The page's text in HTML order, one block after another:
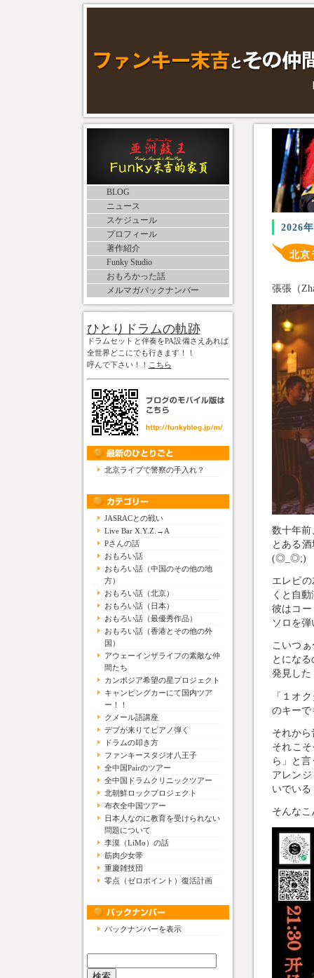
BLOG
ニュース
スケジュール
プロフィール
著作紹介
Funky Studio
おもろかった話
メルマガバックナンバー
ひとりドラムの軌跡
ドラムセットと伴奏をPA設備さえあれば
全世界どこにでも行きます！！
呼んで下さい！！ こちら
北京ライブで警察の手入れ？
JASRACとの戦い
Live Bar X.Y.Z.→A
Pさんの話
おもろい話
おもろい話（中国のその他の地
方）
おもろい話（北京）
おもろい話（日本）
おもろい話（最優秀作品）
おもろい話（香港とその他の外
国）
アウェーインザライフの素敵な仲
間たち
カンボジア希望の星プロジェクト
キャンピングカーにて国内ツア
ー！！
クメール語講座
デブが来りてピアノ弾く
ドラムの叩き方
ファンキースタジオ八王子
全中国Pairのツアー
全中国ドラムクリニックツアー
北朝鮮ロックプロジェクト
布衣全中国ツアー
日本人なのに教育を受けられない
問題について
李漠（LiMo）の話
筋肉少女帯
重慶雑技団
零点（ゼロポイント）復活計画
バックナンバーを表示
2026
北京
張張（
数十年前
とある
(◎_◎;)
エレピ
くと自
彼はコ
ソロを
こいつ
とにな
発見した
「１オ
のキーで
それか
それこ
ら」と
アレン
いでいる
そんな